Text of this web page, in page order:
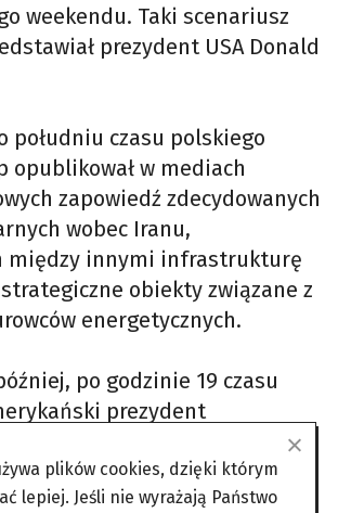
weekendu. Taki scenariusz
prezydent USA Donald
południu czasu polskiego
opublikował w mediach
zapowiedź zdecydowanych
wobec Iranu,
między innymi infrastrukturę
obiekty związane z
energetycznych.
po godzinie 19 czasu
prezydent
o rezygnacji z
plików cookies, dzięki którym
lepiej. Jeśli nie wyrażają Państwo